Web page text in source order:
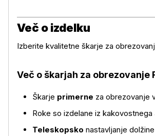
Več o izdelku
Več o izdelku
Izberite kvalitetne škarje za
Več o škarjah za obrezovanje
Škarje primerne za obrezovanje
Roke so izdelane iz kakovostnega
Teleskopsko nastavljanje